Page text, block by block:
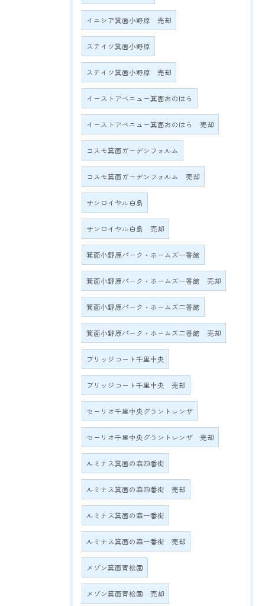
イニシア箕面小野原 売却
ステイツ箕面小野原
ステイツ箕面小野原 売却
イーストアベニュー箕面おのはら
イーストアベニュー箕面おのはら 売却
コスモ箕面ガーデンフォルム
コスモ箕面ガーデンフォルム 売却
サンロイヤル白島
サンロイヤル白島 売却
箕面小野原パーク・ホームズ一番館
箕面小野原パーク・ホームズ一番館 売却
箕面小野原パーク・ホームズ二番館
箕面小野原パーク・ホームズ二番館 売却
ブリッジコート千里中央
ブリッジコート千里中央 売却
セーリオ千里中央グラントレンザ
セーリオ千里中央グラントレンザ 売却
ルミナス箕面の森四番街
ルミナス箕面の森四番街 売却
ルミナス箕面の森一番街
ルミナス箕面の森一番街 売却
メゾン箕面青松園
メゾン箕面青松園 売却